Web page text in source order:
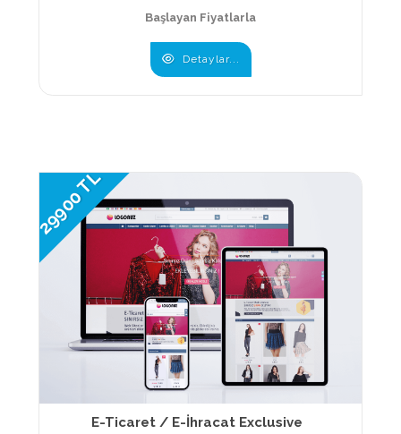
Başlayan Fiyatlarla
Detaylar...
29900 TL
E-Ticaret / E-İhracat Exclusive